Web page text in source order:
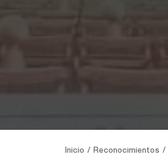
Inicio Reconocimientos